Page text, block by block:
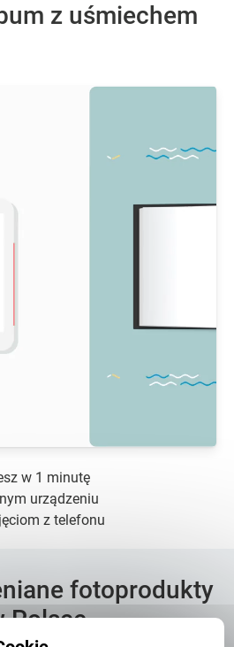
z uśmiechem
w 1 minutę
urządzeniu
z telefonu
fotoprodukty
Polsce